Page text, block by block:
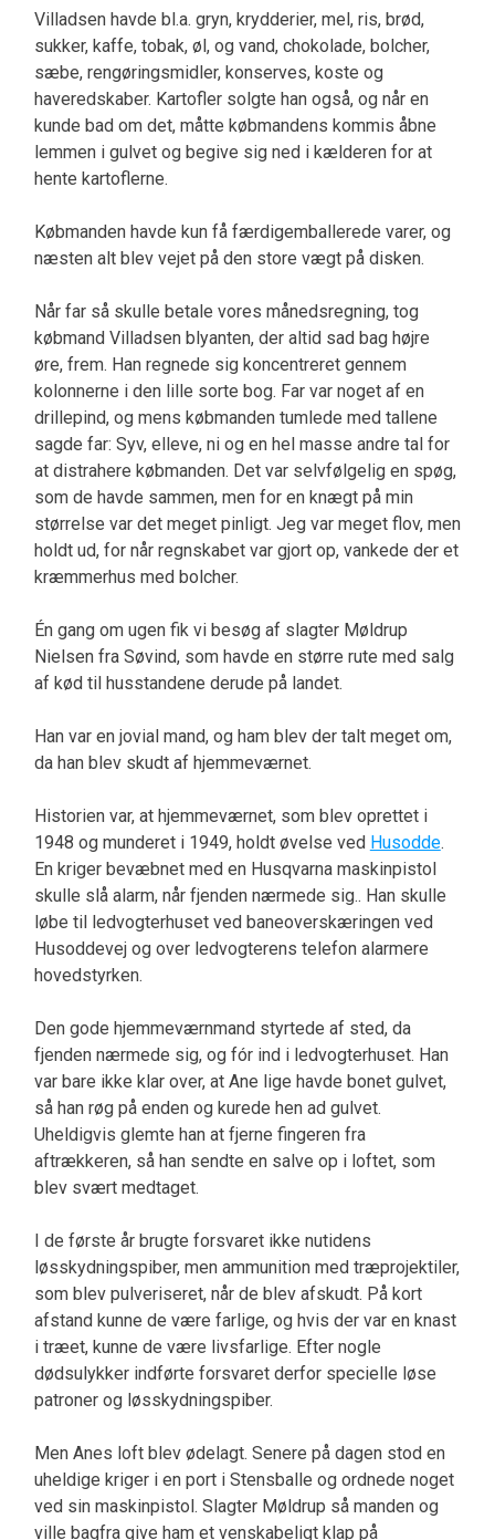
Villadsen havde bl.a. gryn, krydderier, mel, ris, brød,
sukker, kaffe, tobak, øl, og vand, chokolade, bolcher,
sæbe, rengøringsmidler, konserves, koste og
haveredskaber. Kartofler solgte han også, og når en
kunde bad om det, måtte købmandens kommis åbne
lemmen i gulvet og begive sig ned i kælderen for at
hente kartoflerne.
Købmanden havde kun få færdigemballerede varer, og
næsten alt blev vejet på den store vægt på disken.
Når far så skulle betale vores månedsregning, tog
købmand Villadsen blyanten, der altid sad bag højre
øre, frem. Han regnede sig koncentreret gennem
kolonnerne i den lille sorte bog. Far var noget af en
drillepind, og mens købmanden tumlede med tallene
sagde far: Syv, elleve, ni og en hel masse andre tal for
at distrahere købmanden. Det var selvfølgelig en spøg,
som de havde sammen, men for en knægt på min
størrelse var det meget pinligt. Jeg var meget flov, men
holdt ud, for når regnskabet var gjort op, vankede der et
kræmmerhus med bolcher.
Én gang om ugen fik vi besøg af slagter Møldrup
Nielsen fra Søvind, som havde en større rute med salg
af kød til husstandene derude på landet.
Han var en jovial mand, og ham blev der talt meget om,
da han blev skudt af hjemmeværnet.
Historien var, at hjemmeværnet, som blev oprettet i
1948 og munderet i 1949, holdt øvelse ved Husodde.
En kriger bevæbnet med en Husqvarna maskinpistol
skulle slå alarm, når fjenden nærmede sig.. Han skulle
løbe til ledvogterhuset ved baneoverskæringen ved
Husoddevej og over ledvogterens telefon alarmere
hovedstyrken.
Den gode hjemmeværnmand styrtede af sted, da
fjenden nærmede sig, og fór ind i ledvogterhuset. Han
var bare ikke klar over, at Ane lige havde bonet gulvet,
så han røg på enden og kurede hen ad gulvet.
Uheldigvis glemte han at fjerne fingeren fra
aftrækkeren, så han sendte en salve op i loftet, som
blev svært medtaget.
I de første år brugte forsvaret ikke nutidens
løsskydningspiber, men ammunition med træprojektiler,
som blev pulveriseret, når de blev afskudt. På kort
afstand kunne de være farlige, og hvis der var en knast
i træet, kunne de være livsfarlige. Efter nogle
dødsulykker indførte forsvaret derfor specielle løse
patroner og løsskydningspiber.
Men Anes loft blev ødelagt. Senere på dagen stod en
uheldige kriger i en port i Stensballe og ordnede noget
ved sin maskinpistol. Slagter Møldrup så manden og
ville bagfra give ham et venskabeligt klap på